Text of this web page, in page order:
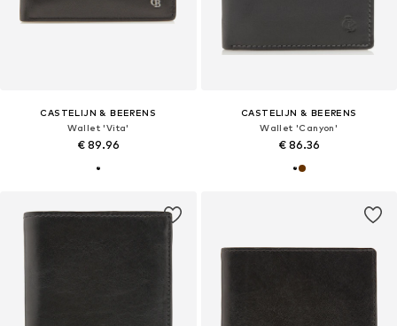
CASTELIJN & BEERENS
Wallet 'Vita'
€ 89.96
CASTELIJN & BEERENS
Wallet 'Canyon'
€ 86.36